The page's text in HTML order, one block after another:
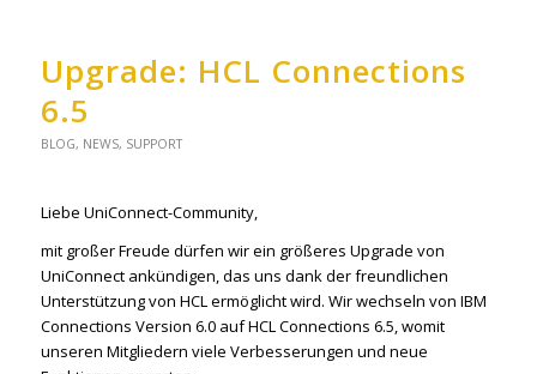
Upgrade: HCL Connections
6.5
BLOG, NEWS, SUPPORT
Liebe UniConnect-Community,
mit großer Freude dürfen wir ein größeres Upgrade von
UniConnect ankündigen, das uns dank der freundlichen
Unterstützung von HCL ermöglicht wird. Wir wechseln von IBM
Connections Version 6.0 auf HCL Connections 6.5, womit
unseren Mitgliedern viele Verbesserungen und neue